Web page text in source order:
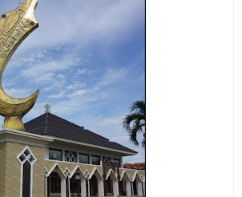
Ini Lokasi Samling Kuningan Rabu 5 Agustus 2026
Uniku Jadi Tuan Rumah Pendampingan Penyusunan
Dokumen SPMI
Sudahkah Kita Merdeka Dari Hawa Nafsu?